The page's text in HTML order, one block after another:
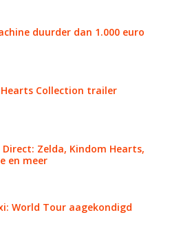
duurder dan 1.000 euro
Collection trailer
Zelda, Kindom Hearts,
en meer
World Tour aagekondigd